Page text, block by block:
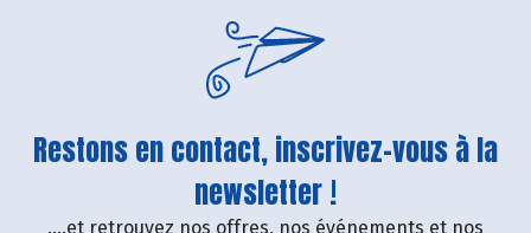
Restons en contact, inscrivez-vous à la
newsletter !
....et retrouvez nos offres, nos événements et nos